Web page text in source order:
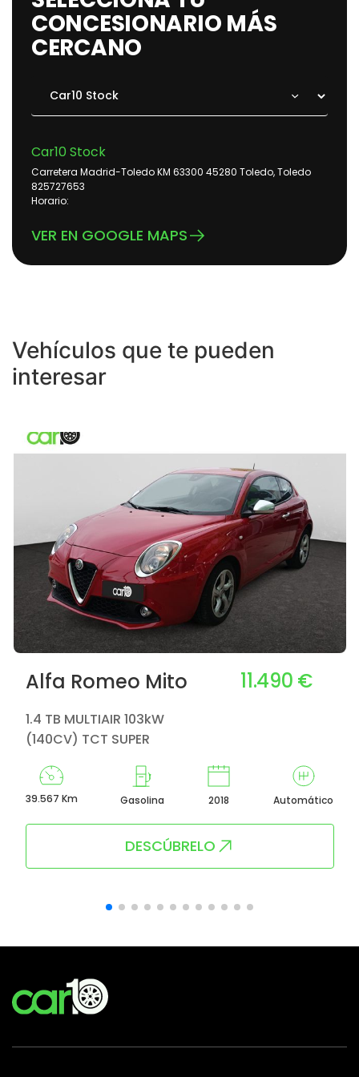
CONCESIONARIO MÁS
CERCANO
Car10 Stock
Carretera Madrid-Toledo KM 63300 45280 Toledo, Toledo
825727653
Horario:
VER EN GOOGLE MAPS
Vehículos que te pueden
interesar
Alfa Romeo Mito
1.4 TB MULTIAIR 103kW
(140CV) TCT SUPER
11.490 €
39.567 Km Gasolina 2018 Automático
DESCÚBRELO